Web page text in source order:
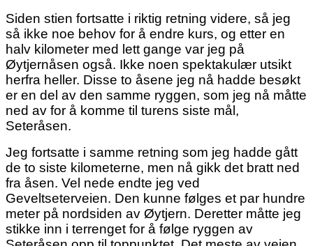
Siden stien fortsatte i riktig retning videre, så jeg
så ikke noe behov for å endre kurs, og etter en
halv kilometer med lett gange var jeg på
Øytjernåsen også. Ikke noen spektakulær utsikt
herfra heller. Disse to åsene jeg nå hadde besøkt
er en del av den samme ryggen, som jeg nå måtte
ned av for å komme til turens siste mål,
Seteråsen.
Jeg fortsatte i samme retning som jeg hadde gått
de to siste kilometerne, men nå gikk det bratt ned
fra åsen. Vel nede endte jeg ved
Geveltseterveien. Den kunne følges et par hundre
meter på nordsiden av Øytjern. Deretter måtte jeg
stikke inn i terrenget for å følge ryggen av